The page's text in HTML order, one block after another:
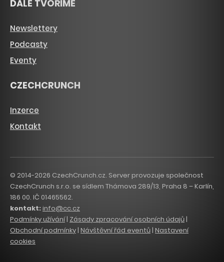
DÁLE TVOŘÍME
Newslettery
Podcasty
Eventy
CZECHCRUNCH
Inzerce
Kontakt
© 2014-2026 CzechCrunch.cz. Server provozuje společnost
CzechCrunch s.r.o. se sídlem Thámova 289/13, Praha 8 – Karlín,
186 00. IČ 01465562.
kontakt:info@cc.cz
Podmínky užívání| Zásady zpracování osobních údajů|
Obchodní podmínky| Návštěvní řád eventů | Nastavení
cookies